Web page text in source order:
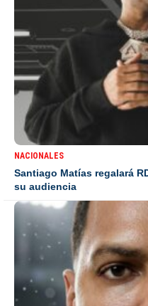
NACIONALES
Santiago Matías regalará
su audiencia